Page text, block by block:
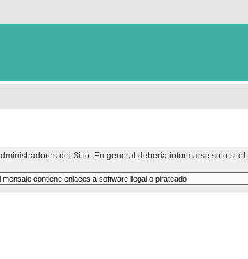
del Sitio. En general debería informarse solo si